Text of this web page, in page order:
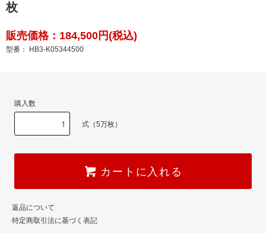
枚
販売価格：184,500円(税込)
型番： HB3-K05344500
購入数
式（5万枚）
カートに入れる
返品について
特定商取引法に基づく表記